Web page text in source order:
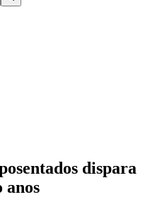
dispara
anos